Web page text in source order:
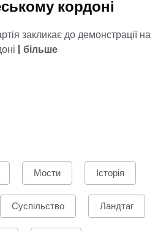
кордоні
закликає до демонстрації на
| більше
Мости Історія
Суспільство Ландтаг